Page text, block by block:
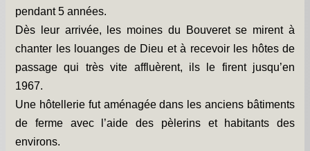
pendant 5 années.
Dès leur arrivée, les moines du Bouveret se mirent à
chanter les louanges de Dieu et à recevoir les hôtes de
passage qui très vite affluèrent, ils le firent jusqu’en
1967.
Une hôtellerie fut aménagée dans les anciens bâtiments
de ferme avec l’aide des pèlerins et habitants des
environs.